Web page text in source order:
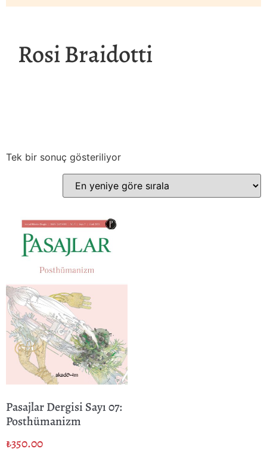
Rosi Braidotti
Tek bir sonuç gösteriliyor
Pasajlar Dergisi Sayı 07:
Posthümanizm
₺350.00